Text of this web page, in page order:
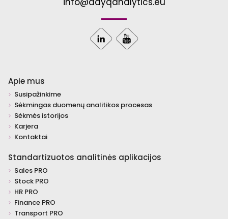
Apie mus
Susipažinkime
Sėkmingas duomenų analitikos procesas
Sėkmės istorijos
Karjera
Kontaktai
Standartizuotos analitinės aplikacijos
Sales PRO
Stock PRO
HR PRO
Finance PRO
Transport PRO